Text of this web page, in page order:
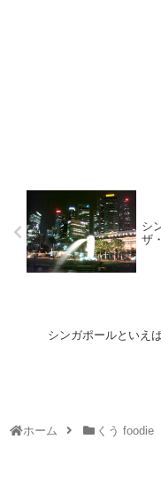
シ
ザ
シンガポールといえ
ホーム くう foodie